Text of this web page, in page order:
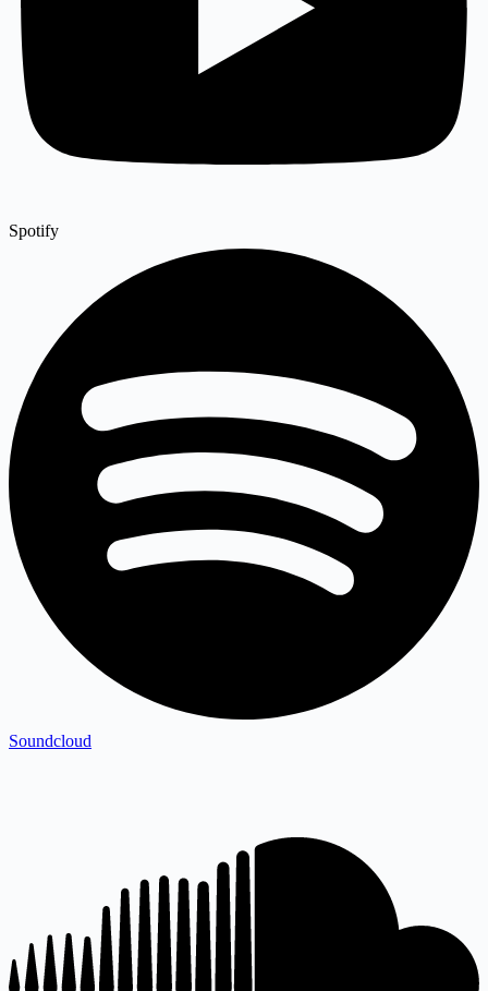
Spotify
Soundcloud